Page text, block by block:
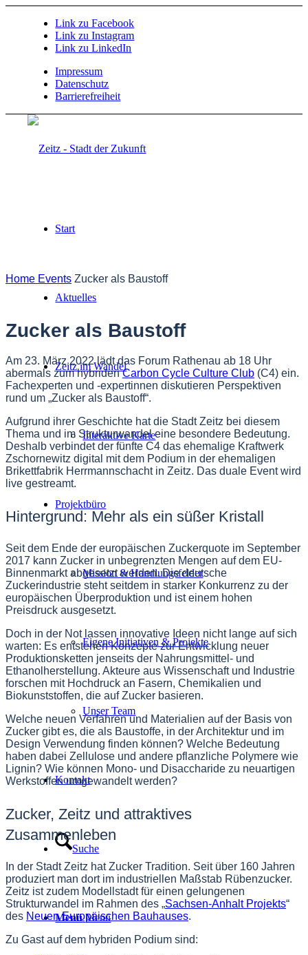
Link zu Facebook
Link zu Instagram
Link zu LinkedIn
Impressum
Datenschutz
Barrierefreiheit
Start
Aktuelles
Zeitz im Wandel
Interaktive Karte
Projektbüro
Mission & Handlungsfelder
Eigene Initiativen & Projekte
Unser Team
Kontakt
Suche
Menü Menü
Home Events Zucker als Baustoff
Zucker als Baustoff
Am 23. März 2022 lädt das Forum Rathenau ab 18 Uhr
abermals zum hybridenCarbon Cycle Culture Club (C4) ein.
Fachexperten und -expertinnen diskutieren Perspektiven
rund um „Zucker als Baustoff“.
Aufgrund ihrer Geschichte hat die Stadt Zeitz bei diesem
Thema und im Strukturwandel eine besondere Bedeutung.
Deshalb verbindet der fünfte C4 das ehemalige Kraftwerk
Zschornewitz digital mit dem Podium in der ehemaligen
Brikettfabrik Herrmannschacht in Zeitz. Das duale Event wird
live gestreamt.
Hintergrund: Mehr als ein süßer Kristall
Seit dem Ende der europäischen Zuckerquote im September
2017 kann Zucker in unbegrenzten Mengen auf dem EU-
Binnenmarkt abgesetzt werden. Die deutsche
Zuckerindustrie steht seitdem in starker Konkurrenz zu der
europäischen Überproduktion und ist einem hohen
Preisdruck ausgesetzt.
Doch in der Not lassen innovative Ideen nicht lange auf sich
warten: Es entstehen Konzepte zur Entwicklung neuer
Produktionsketten jenseits der Nahrungsmittel- und
Ethanolherstellung. Akteure aus Wissenschaft und Industrie
forschen mit Hochdruck an Fasern, Chemikalien und
Biokunststoffen, die auf Zucker basieren.
Welche neuen Verfahren und Materialien auf der Basis von
Zucker gibt es, die als Baustoffe, in der Architektur und im
Design Verwendung finden können? Welche Bedeutung
haben dabei Zellulose und andere pflanzliche Polymere wie
Lignin? Wie können Mono- und Disaccharide zu neuartigen
Werkstoffen umgewandelt werden?
Zucker, Zeitz und attraktives
Zusammenleben
In der Stadt Zeitz hat Zucker Tradition. Seit über 160 Jahren
produziert man dort im industriellen Maßstab Rübenzucker.
Zeitz ist zudem Modellstadt für einen gelungenen
Strukturwandel im Rahmen des „Sachsen-Anhalt Projekts“
des Neuen Europäischen Bauhauses.
Zu Gast auf dem hybriden Podium sind: